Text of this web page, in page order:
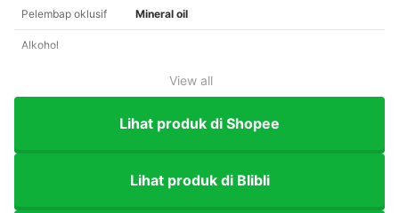
Pelembap oklusif Mineral oil
Alkohol
View all
Lihat produk di Shopee
Lihat produk di Blibli